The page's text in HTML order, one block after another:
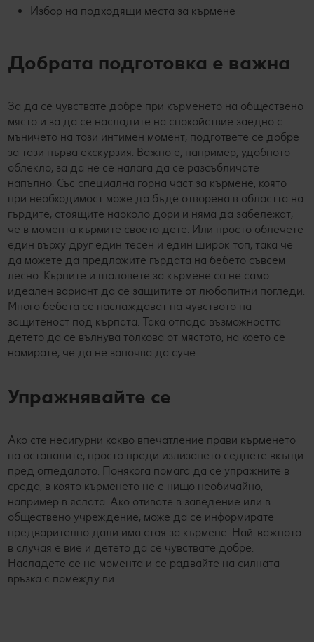
Избор на подходящи места за кърмене
Добрата подготовка е важна
За да се чувствате добре при кърменето на обществено
място и за да се насладите на спокойствие заедно с
мъничето на този интимен момент, подгответе се добре
за тази първа екскурзия. Важно е, например, удобното
облекло, за да не се налага да се разсъбличате
напълно. Със специална горна част за кърмене, която
при необходимост може да бъде отворена в областта на
гърдите, стоящите наоколо дори и няма да забележат,
че в момента кърмите своето дете. Или просто облечете
един върху друг един тесен и един широк топ, така че
да можете да предложите гърдата на бебето съвсем
лесно. Кърпите и шаловете за кърмене са не само
идеален вариант да се защитите от любопитни погледи.
Много бебета се наслаждават на чувството на
защитеност под кърпата. Така отпада възможността
детето да се вълнува толкова от мястото, на което се
намирате, че да не започва да суче.
Упражнявайте се
Ако сте несигурни какво впечатление прави кърменето
на останалите, просто преди излизането седнете вкъщи
пред огледалото. Понякога помага да се упражните в
среда, в която кърменето не е нищо необичайно,
например в яслата. Ако отивате в заведение или в
обществено учреждение, може да се информирате
предварително дали има стая за кърмене. Най-важното
в случая е вие и детето да се чувствате добре.
Насладете се на момента и се радвайте на силната
връзка с помежду ви.